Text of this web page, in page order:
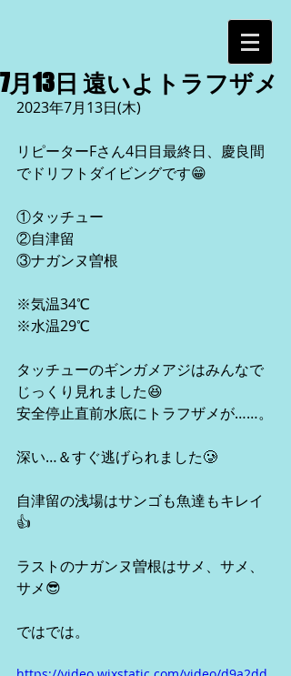
7月13日 遠いよトラフザメ
2023年7月13日(木)
リピーターFさん4日目最終日、慶良間
でドリフトダイビングです😁
①タッチュー
②自津留
③ナガンヌ曽根
※気温34℃
※水温29℃
タッチューのギンガメアジはみんなで
じっくり見れました😆
安全停止直前水底にトラフザメが……。
深い…＆すぐ逃げられました🥲
自津留の浅場はサンゴも魚達もキレイ
👍
ラストのナガンヌ曽根はサメ、サメ、
サメ😎
ではでは。